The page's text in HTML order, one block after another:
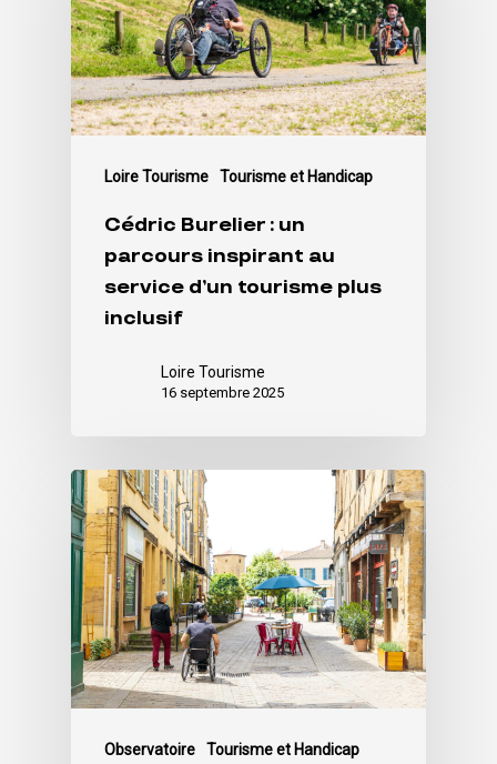
Loire Tourisme Tourisme et Handicap
Cédric Burelier : un
parcours inspirant au
service d’un tourisme plus
inclusif
Loire Tourisme
16 septembre 2025
Observatoire Tourisme et Handicap